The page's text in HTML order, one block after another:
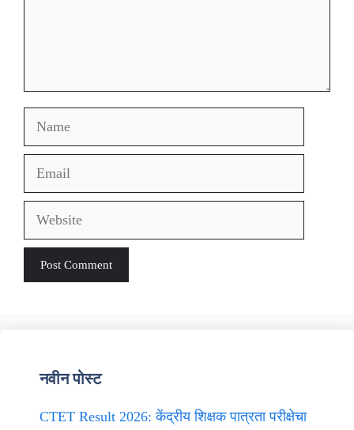
Name
Email
Website
नवीन पोस्ट
CTET Result 2026: केंद्रीय शिक्षक पात्रता परीक्षेचा